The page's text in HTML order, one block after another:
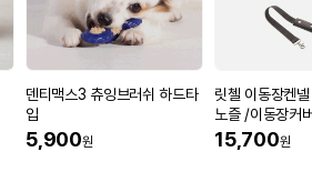
덴티맥스3 츄잉브러쉬 하드타
입
5,900원
릿첼 이동장켄
노즐 /이동장커
15,700원